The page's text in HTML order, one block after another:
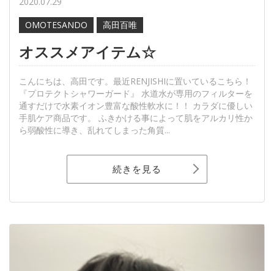
OMOTESANDO
高田百唯
オススメアイテム☆
こんにちは、高田です。最近RENJISHIに置いているこちら！
『プロテクトシャワーガード』 水道水が専用のフィルターを
通すだけで水素イオン豊富な酸性軟水に！！ カラダに優しい
手肌ケア商品です。 ふきかける事によって肌をアルカリ性か
ら弱酸性に導き、乱れてしまった角質...
続きを見る